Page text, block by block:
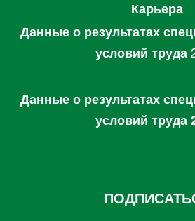
Карьера
Данные о результатах
условий труда
Данные о результатах
условий труда